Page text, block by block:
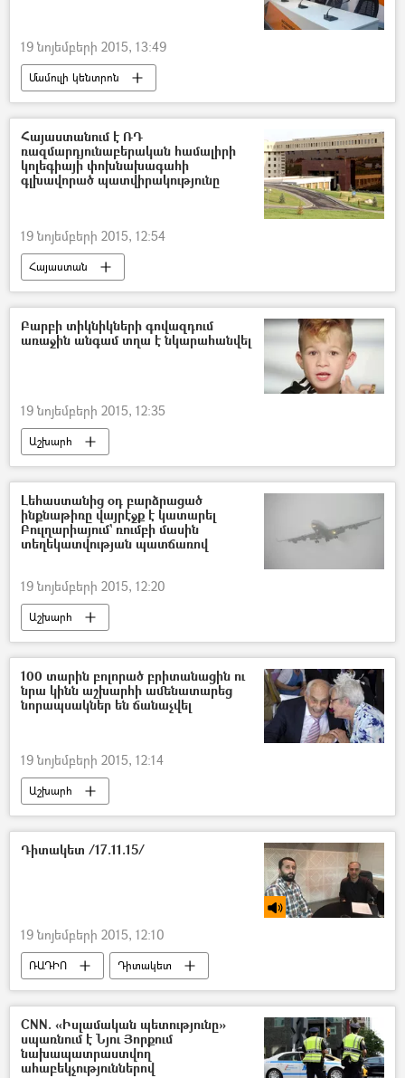
19 նոյեմբերի 2015, 13:49
Մամուլի կենտրոն
Հայաստանում է ՌԴ
ռազմարդյունաբերական համալիրի
կոլեգիայի փոխնախագահի
գլխավորած պատվիրակությունը
19 նոյեմբերի 2015, 12:54
Հայաստան
Բարբի տիկնիկների գովազդում
առաջին անգամ տղա է նկարահանվել
19 նոյեմբերի 2015, 12:35
Աշխարհ
Լեհաստանից օդ բարձրացած
ինքնաթիռը վայրէջք է կատարել
Բուլղարիայում` ռումբի մասին
տեղեկատվության պատճառով
19 նոյեմբերի 2015, 12:20
Աշխարհ
100 տարին բոլորած բրիտանացին ու
նրա կինն աշխարհի ամենատարեց
նորապսակներ են ճանաչվել
19 նոյեմբերի 2015, 12:14
Աշխարհ
Դիտակետ /17.11.15/
19 նոյեմբերի 2015, 12:10
ՌԱԴԻՈ Դիտակետ
CNN. «Իսլամական պետությունը»
սպառնում է Նյու Յորքում
նախապատրաստվող
ահաբեկչություններով